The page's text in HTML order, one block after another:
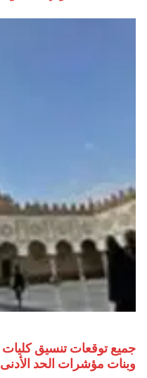
وبنات مؤشرات الحد الأدنى